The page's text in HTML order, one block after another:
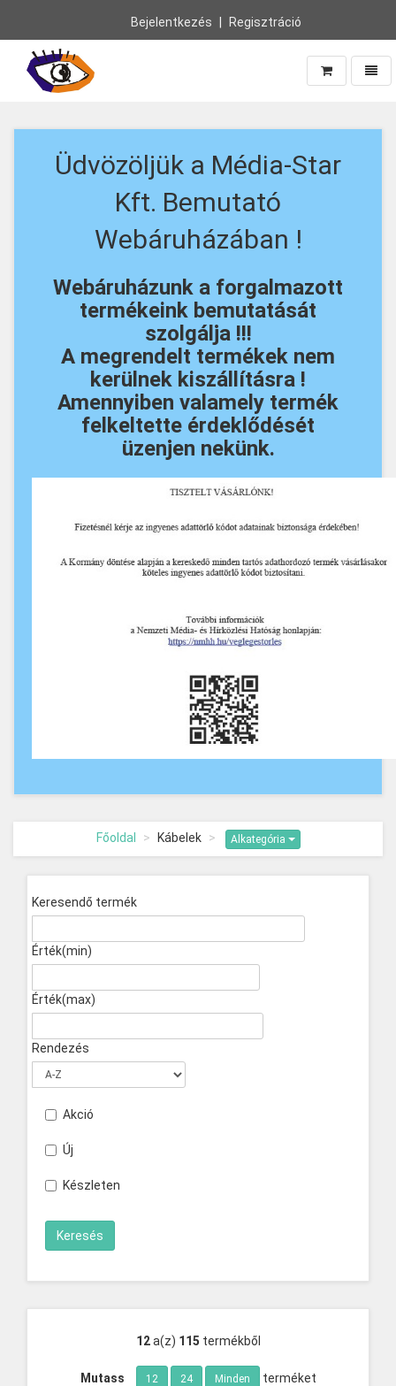
Bejelentkezés Regisztráció
Üdvözöljük a Média-Star
Kft. Bemutató
Webáruházában !
Webáruházunk a forgalmazott
termékeink bemutatását
szolgálja !!!
A megrendelt termékek nem
kerülnek kiszállításra !
Amennyiben valamely termék
felkeltette érdeklődését
üzenjen nekünk.
Főoldal Kábelek Alkategória
Keresendő termék
Érték(min)
Érték(max)
Rendezés
Akció
Új
Készleten
12a(z) 115 termékből
Mutass 12 24 Minden terméket